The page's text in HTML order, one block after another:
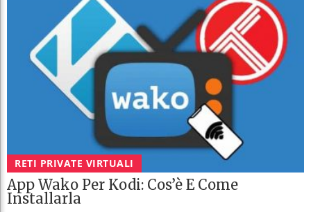
RETI PRIVATE VIRTUALI
App Wako Per Kodi: Cos’è E Come
Installarla